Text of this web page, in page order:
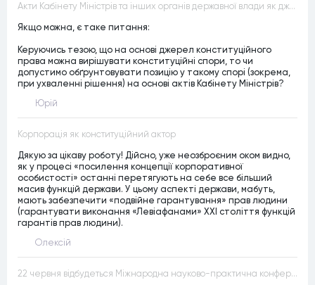
Акти Кабінету Міністрів та інших органів державної влади як джерела конституційного права
Якщо можна, є таке питання:
Керуючись тезою, що на основі джерел конституційного
права можна вирішувати конституційні спори, то чи
допустимо обґрунтовувати позицію у такому спорі (зокрема,
при ухваленні рішення) на основі актів Кабінету Міністрів?
Юрій
Корпорація як конституційний актор
Дякую за цікаву роботу! Дійсно, уже неозброєним оком видно,
як у процесі «посилення концепції корпоративної
особистості» останні перетягують на себе все більший
масив функцій держави. У цьому аспекті держави, мабуть,
мають забезпечити «подвійне гарантування» прав людини
(гарантувати виконання «Левіафанами» ХХІ століття функцій
гарантів прав людини).
Олексій
22 червня відбудеться Міжнародна науково-практична конференція “Конституційна демократія в умовах загроз територіальній цілісності та національній безпеці”